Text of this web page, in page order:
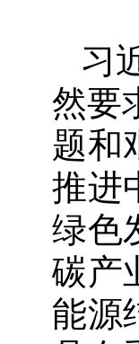
习
然要
题和
推进
绿色
碳产
能源